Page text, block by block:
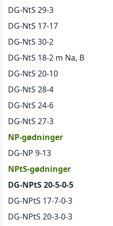
DG-NtS 29-3
DG-NtS 17-17
DG-NtS 30-2
DG-NtS 18-2 m Na, B
DG-NtS 20-10
DG-NtS 28-4
DG-NtS 24-6
DG-NtS 27-3
NP-gødninger
DG-NP 9-13
NPtS-gødninger
DG-NPtS 20-5-0-5
DG-NPtS 17-7-0-3
DG-NPtS 20-3-0-3